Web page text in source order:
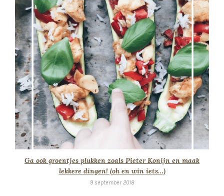
Ga ook groentjes plukken zoals Pieter Konijn en maak
lekkere dingen! (oh en win iets…)
9 september 2018